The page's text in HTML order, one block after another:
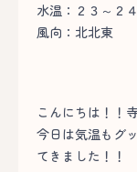
水温：２３～２
風向：北北東
こんにちは！！
今日は気温もグ
てきました！！